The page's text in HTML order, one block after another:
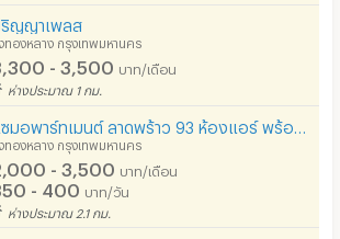
ริญญาเพลส
ทองหลาง กรุงเทพมหานคร
- 3,500 บาท/เดือน
ห่างประมาณ 1 กม.
ทองหลาง กรุงเทพมหานคร
- 3,500 บาท/เดือน
- 400 บาท/วัน
ห่างประมาณ 2.1 กม.